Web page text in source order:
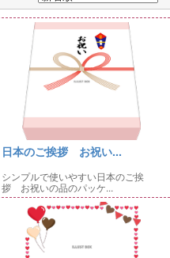
日本のご挨拶 お祝い...
シンプルで使いやすい日本のご挨
拶 お祝いの品のパッケ...